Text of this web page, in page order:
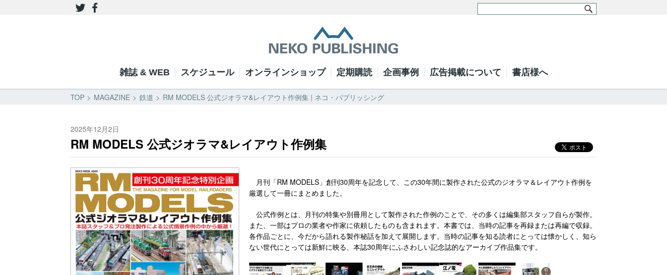
雑誌 & WEB スケジュール オンラインショップ 定期購読 企画事例 広告掲載について 書店様へ
TOP MAGAZINE 鉄道 RM MODELS 公式ジオラマ&レイアウト作例集 | ネコ・パブリッシング
2025年12月2日
RM MODELS 公式ジオラマ&レイアウト作例集
月刊「RM MODELS」創刊30周年を記念して、この30年間に製作された公式のジオラマ＆レイアウト作例を
厳選して一冊にまとめました。
公式作例とは、月刊の特集や別冊用として製作された作例のことで、その多くは編集部スタッフ自らが製作。
また、一部はプロの業者や作家に依頼したものも含まれます。本書では、当時の記事を再録または再編で収録。
各作品ごとに、今だから語れる製作秘話を加えて展開します。当時の記事を知る読者にとっては懐かしく、知ら
ない世代にとっては新鮮に映る、本誌30周年にふさわしい記念誌的なアーカイブ作品集です。